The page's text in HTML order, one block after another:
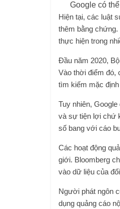
Google có
Hiện tại, các luật
thêm bằng
thực hiện trong
Đầu năm 2020,
Vào thời điểm đó,
tìm kiếm mặc
Tuy nhiên,
và sự tiện lợi chứ
số bang với cáo
Các hoạt động
giới. Bloomberg
vào dữ liệu của
Người phát ngôn
dụng quảng cáo